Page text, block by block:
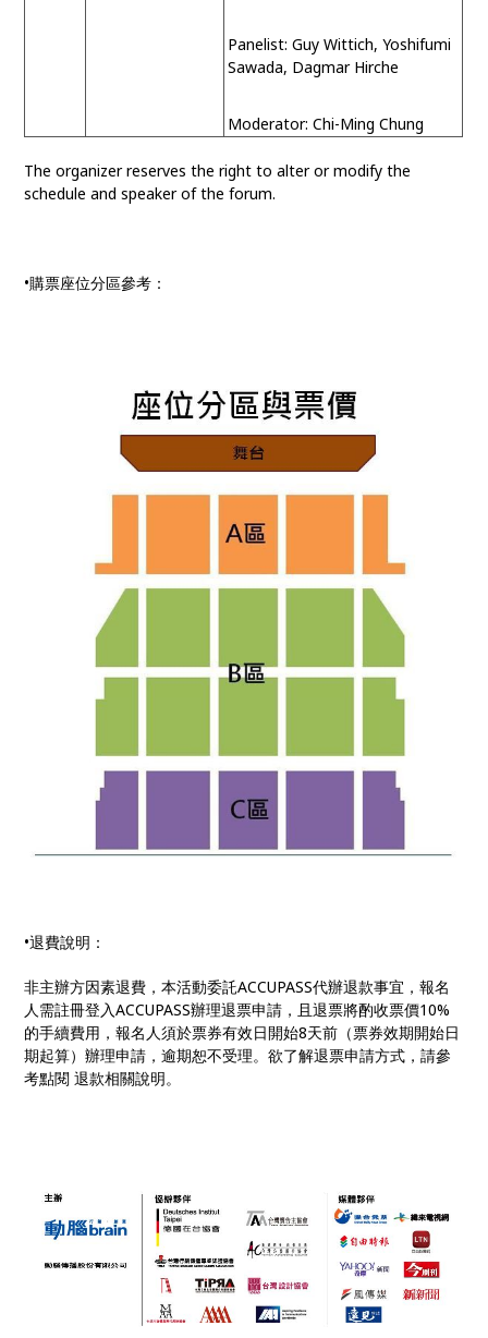
Panelist: Guy Wittich, Yoshifumi
Sawada, Dagmar Hirche
Moderator: Chi-Ming Chung
The organizer reserves the right to alter or modify the
schedule and speaker of the forum.
•購票座位分區參考：
•退費說明：
非主辦方因素退費，本活動委託ACCUPASS代辦退款事宜，報名
人需註冊登入ACCUPASS辦理退票申請，且退票將酌收票價10%
的手續費用，報名人須於票券有效日開始8天前（票券效期開始日
期起算）辦理申請，逾期恕不受理。欲了解退票申請方式，請參
考點閱 退款相關說明。